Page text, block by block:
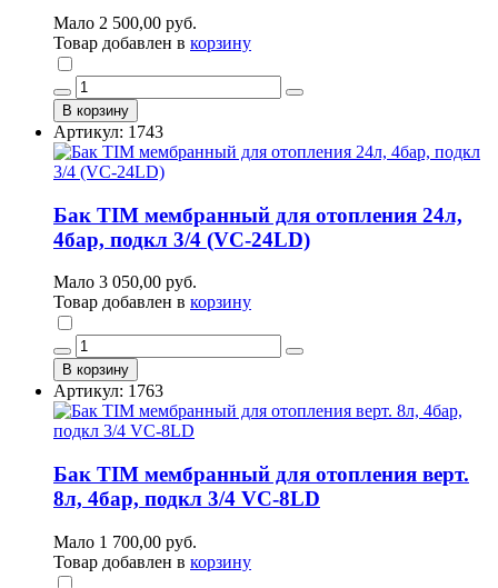
Мало 2 500,00 руб.
Товар добавлен в корзину
В корзину
Артикул: 1743
Бак TIM мембранный для отопления 24л,
4бар, подкл 3/4 (VC-24LD)
Мало 3 050,00 руб.
Товар добавлен в корзину
В корзину
Артикул: 1763
Бак TIM мембранный для отопления верт.
8л, 4бар, подкл 3/4 VC-8LD
Мало 1 700,00 руб.
Товар добавлен в корзину